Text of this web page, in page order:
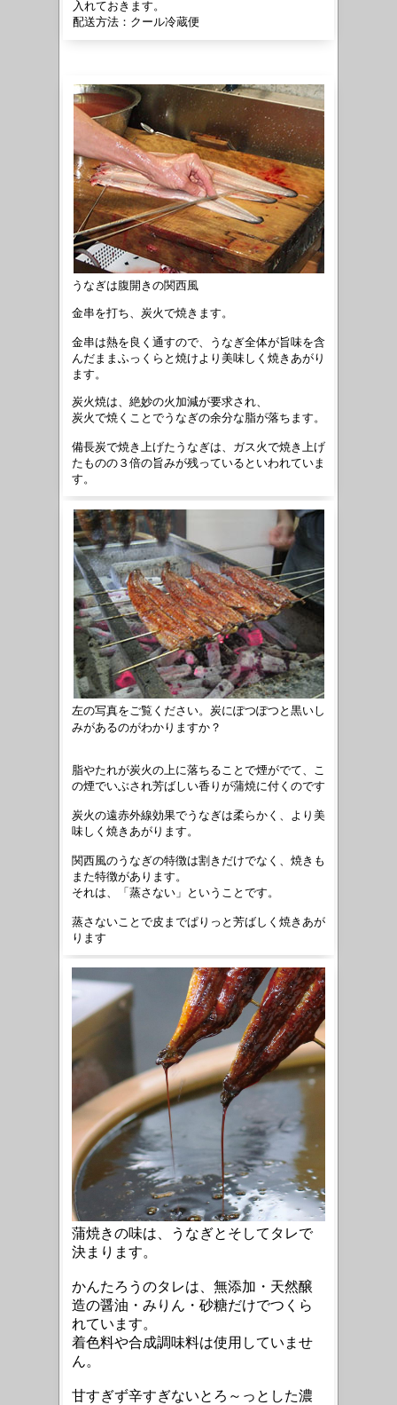
入れておきます。
配送方法：クール冷蔵便
うなぎは腹開きの関西風
金串を打ち、炭火で焼きます。
金串は熱を良く通すので、うなぎ全体が旨味を含
んだままふっくらと焼けより美味しく焼きあがり
ます。
炭火焼は、絶妙の火加減が要求され、
炭火で焼くことでうなぎの余分な脂が落ちます。
備長炭で焼き上げたうなぎは、 ガス火で焼き上げ
たものの３倍の旨みが残っていると いわれていま
す。
左の写真をご覧ください。炭にぽつぽつと黒いし
みがあるのがわかりますか？
脂やたれが炭火の上に落ちることで煙がでて、こ
の煙でいぶされ芳ばしい香りが蒲焼に付くのです
炭火の遠赤外線効果でうなぎは柔らかく、より美
味しく焼きあがります。
関西風のうなぎの特徴は割きだけでなく、焼きも
また特徴があります。
それは、「蒸さない」ということです。
蒸さないことで皮までぱりっと芳ばしく 焼きあが
ります
蒲焼きの味は、うなぎとそしてタレで
決まります。
かんたろうのタレは、無添加・天然醸
造の醤油・みりん・砂糖だけでつくら
れています。
着色料や合成調味料は使用していませ
ん。
甘すぎず辛すぎないとろ～っとした濃